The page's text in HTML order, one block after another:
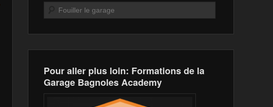
Recherche
Pour aller plus loin: Formations de la
Garage Bagnoles Academy